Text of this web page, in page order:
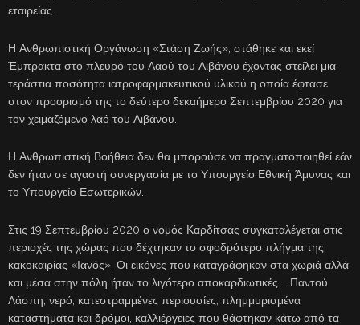
εταιρείας.
Η Ανθρωπιστική Οργάνωση «Στάση Ζωής», στάθηκε και εκεί
Έμπρακτα στο πλευρό του Λαού του Λιβάνου έχοντας στείλει μια
τεράστια ποσότητα ιατροφαρμακευτικού υλικού η οποία έφτασε
στον προορισμό της το δεύτερο δεκαήμερο Σεπτεμβρίου 2020 για
τον χειμαζόμενο λαό του Λιβάνου.
Η Ανθρωπιστική Βοήθεια δεν θα μπορούσε να πραγματοποιηθεί εάν
δεν ήταν σε αγαστή συνεργασία με το Υπουργείο Εθνική Άμυνας και
το Υπουργείο Εσωτερικών.
Στις 19 Σεπτεμβρίου 2020 ο νομός Καρδίτσας συγκαταλέγεται στις
περιοχές της χώρας που δέχτηκαν το σφοδρότερο πλήγμα της
κακοκαιρίας «Ιανός». Οι εικόνες που καταγράφηκαν στα χωριά αλλά
και μέσα στην πόλη ήταν το λιγότερο αποκαρδιωτικές … Παντού
Λάσπη, νερό, κατεστραμμένες περιουσίες, πλημμυρισμένα
καταστήματα και δρόμοι, καλλιέργειες που θάφτηκαν κάτω από τα